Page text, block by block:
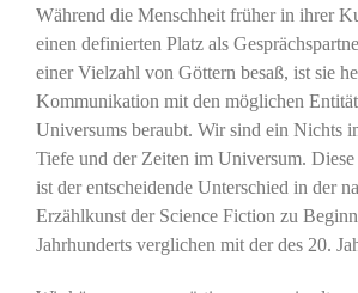
Während die Menschheit früher in ihrer
einen definierten Platz als
einer Vielzahl von Göttern besaß, ist sie
Kommunikation mit den möglichen
Universums beraubt. Wir sind ein Nichts
Tiefe und der Zeiten im Universum. Diese
ist der entscheidende Unterschied in der
Erzählkunst der Science Fiction zu
Jahrhunderts verglichen mit der des 20.